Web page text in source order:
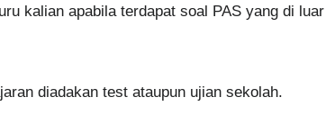
kalian apabila terdapat soal PAS yang di luar
diadakan test ataupun ujian sekolah.